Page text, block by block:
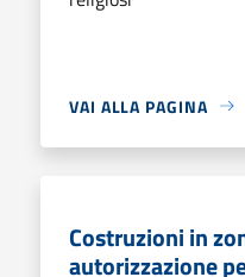
VAI ALLA PAGINA
Costruzioni in
autorizzazione